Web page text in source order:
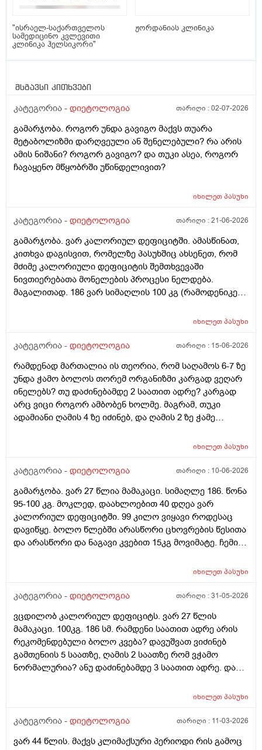
"ისრაელ-საქართველოს
სამედიცინო კვლევითი
კლინიკა ჰელსიკორი"
ჟორდანიას კლინიკა
მსგავსი კითხვები
კატეგორია - დიეტოლოგია თარიღი :02-07-2026
გამარჯობა. როგორ უნდა გავიგო მაქვს თუარა
მეტაბოლიზმი დარღვეული ან შენელებული? რა არის
ამის ნიშანი? როგორ გავიგო? და თუკი ასეა, როგორ
ჩავაყენო მწყობრში უწინდელივით?
იხილეთპასუხი
კატეგორია - დიეტოლოგია თარიღი :21-06-2026
გამარჯობა. ვარ კალორიულ დეფიციტში. ამასწინათ,
კითხვა დაგისვით, რომელზე პასუხშიც ახსენეთ, რომ
მძიმე კალორიული დეფიციტის შემთხვევაში
ნივთიერებათა მონელების პროცესი ნელდება.
მაგალითად. 186 ვარ სიმაღლის 100 კგ (რამოდენიკე
სუნთქვით და ძილით ვხარჯავ 1900 კალორიას. დღეს,
რამენაირად უნდა მივიღო 600-700 კალორიაც, რომ
ტკბილეულის, ან რაიმე არაჯანსაღის ხარჯზე რომ
მივუახლოვდე ამ ნიშნულს გამართლებულია? ტორტის
ნაჭერი ან რამე. ხომ არ ავნებს წონის კლებას და
კალორიულ დეფიციტს?
იხილეთპასუხი
კატეგორია - დიეტოლოგია თარიღი : 15-06-2026
რამდენად მართალია ის თეორია, რომ საღამოს 6-7 ზე
უნდა ჭამო ბოლოს თორემ ორგანიზმი კარგად ვეღარ
ინელებს? თუ დაძინებამდე 2 საათით ადრე? კარგად
არც ვიცი როგორ ამბობენ ხოლმე. მაგრამ, თუკი
ადამიანი ღამის 4 ზე იძინებ, და ღამის 2 ზე ჭამე
იხილეთპასუხი
კატეგორია - დიეტოლოგია თარიღი : 10-06-2026
გამარჯობა. ვარ 27 წლია მამაკაცი. სიმაღლე 186. წონა
95-100 კგ. მოკლედ, დაახლოებით 40 დღეა ვარ
კალორიულ დეფიციტში. 99 კილო ვიყავი როდესაც
დავიწყე. ბოლო წლებში არასწორი ცხოვრების წესითა
და არასწორი და ნაგავი კვებით 15კგ მოვიმატე. ჩემი
დღიანი კალორიული დეფიციტის განმავლობაში
აჩვენებს რომ თავიდან 4კგმდე დავიკელი 3 კვირაში,
ვხედავ სხეულზე, რაზეც, სავარაუდოდ მეტყვით, რომ
4კგ არაფერია რომ 186, 100კგ ადამიანმა შეატყოს მის
თავს. კიბატონო. თუმცა, ვერანაირ პროგრესს ვერ
ვხედავ. ამას წინათაც გესაუბრეთ ამის შესახებ. ჩემს
ცხოვრებაში ასეთი დისციპლინა ამ მხრივ არასდროს
ამოვიღე. მხოლოდ ჯანსაღი კალორიული დეფიციტი.
მივიღო, რომ მხოლოდამხოლოდ ცხიმის ხარჯზე
დავიკლო. ვიკვებები დღეში 3 ჯერ. ყოველდეიური
იხილეთპასუხი
კატეგორია - დიეტოლოგია თარიღი :31-05-2026
ვცდილობ კალორიულ დეფიციტს. ვარ 27 წლის
მამაკაცი. 100კგ. 186 სმ. რამდენი საათით ადრე არის
რეკომენდებული ბოლო კვება? დავუშვათ ვიძინებ
გამთენიის 5 საათზე, ღამის 2 საათზე რომ ვჭამო
ნორმალურია? ანუ დაძინებამდე 3 საათით ადრე. და
მაინც ხომ დავიკლებ წონაში ასეთი რიტმით?იხილეთპასუხი
კატეგორია - დიეტოლოგია თარიღი : 11-03-2026
ვარ 44 წლის. მაქვს კლიმაქსური პერიოდი რის გამოც